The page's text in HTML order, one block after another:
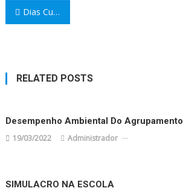
Navegação
Dias Culturais 30 e 31 de março de 2023
RELATED POSTS
Desempenho Ambiental Do Agrupamento
19/03/2022 Administrador
SIMULACRO NA ESCOLA